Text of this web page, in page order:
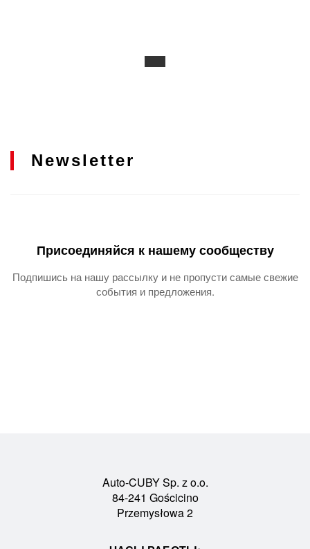
Newsletter
Присоединяйся к нашему сообществу
Подпишись на нашу рассылку и не пропусти самые свежие
события и предложения.
Auto-CUBY Sp. z o.o.
84-241 Gościcino
Przemysłowa 2